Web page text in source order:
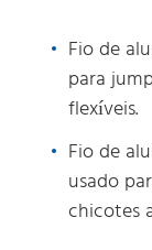
Fio de
para
flexíveis.
Fio de
usado
chicotes